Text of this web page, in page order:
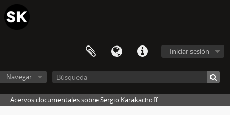
Iniciar sesión
Navegar
Acervos documentales sobre Sergio Karakachoff